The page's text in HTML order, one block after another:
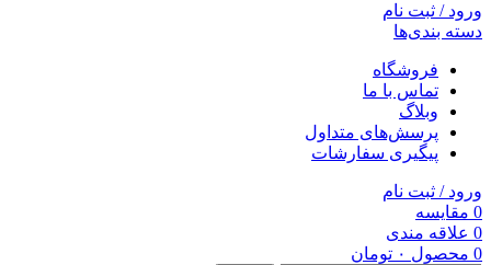
ورود / ثبت نام
دسته بندی‌ها
فروشگاه
تماس با ما
وبلاگ
پرسش‌های متداول
پیگیری سفارشات
ورود / ثبت نام
0 مقایسه
0 علاقه مندی
0 محصول ۰ تومان